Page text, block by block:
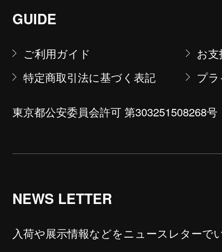
GUIDE
ご利用ガイド
お
特定商取引法に基づく表記
プ
東京都公安委員会許可 第303251508268号
NEWS LETTER
入荷や展示情報などをニュースレターで